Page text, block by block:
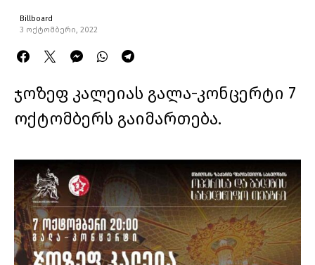
Billboard
3 ოქტომბერი, 2022
ჯოზეფ კალეიას გალა-კონცერტი 7
ოქტომბერს გაიმართება.